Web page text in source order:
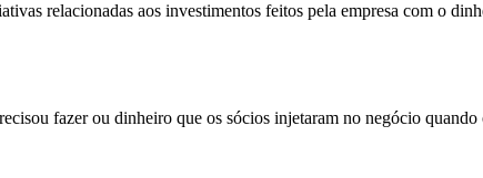
relacionadas aos investimentos feitos pela empresa com o
fazer ou dinheiro que os sócios injetaram no negócio